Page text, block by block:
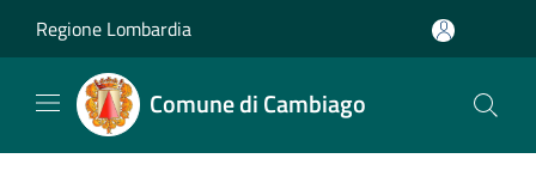
Regione Lombardia
Comune di Cambiago